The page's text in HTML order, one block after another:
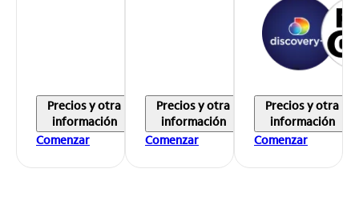
Precios y otra
información
Comenzar
Precios y otra
información
Comenzar
Precios y otra
información
Comenzar